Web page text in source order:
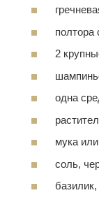
полтора
2
одна
мука
соль,